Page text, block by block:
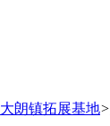
大朗镇拓展基地>